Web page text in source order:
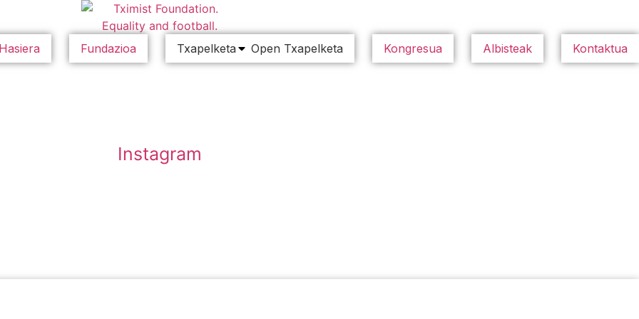
Hasiera Fundazioa Txapelketa Open Txapelketa Kongresua Albisteak Kontaktua
Instagram